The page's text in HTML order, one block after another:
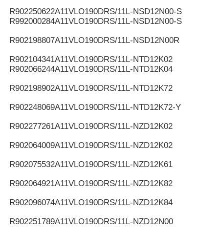
R902250622A11VLO190DRS/11L-NSD12N00-S
R992000284A11VLO190DRS/11L-NSD12N00-S
R902198807A11VLO190DRS/11L-NSD12N00R
R902104341A11VLO190DRS/11L-NTD12K02
R902066244A11VLO190DRS/11L-NTD12K04
R902198902A11VLO190DRS/11L-NTD12K72
R902248069A11VLO190DRS/11L-NTD12K72-Y
R902277261A11VLO190DRS/11L-NZD12K02
R902064009A11VLO190DRS/11L-NZD12K02
R902075532A11VLO190DRS/11L-NZD12K61
R902064921A11VLO190DRS/11L-NZD12K82
R902096074A11VLO190DRS/11L-NZD12K84
R902251789A11VLO190DRS/11L-NZD12N00